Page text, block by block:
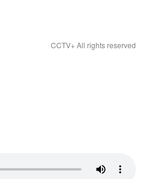
CCTV+ All rights reserved